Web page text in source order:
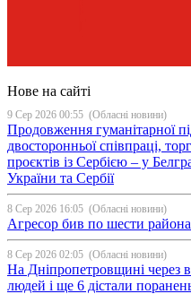
Нове на сайті
9 Сер 2026 00:55 (Обласні новини)
Продовження гуманітарної
двосторонньої співпраці,
проєктів із Сербією – у
України та Сербії
8 Сер 2026 16:05 (Обласні новини)
Агресор бив по шести
8 Сер 2026 02:05 (Обласні новини)
На Дніпропетровщині через
людей і ще 6 дістали